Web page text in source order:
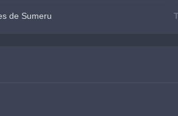
de Sumeru